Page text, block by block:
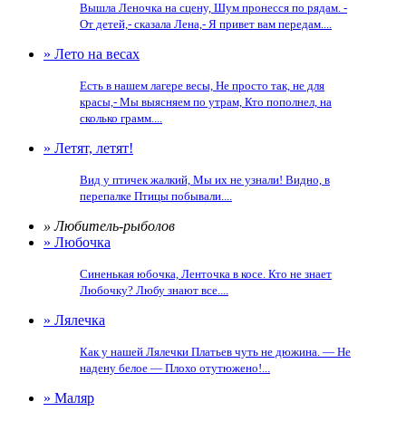
Вышла Леночка на сцену, Шум пронесся по рядам. -
От детей,- сказала Лена,- Я привет вам передам....
» Лето на весах
Есть в нашем лагере весы, Не просто так, не для
красы,- Мы выясняем по утрам, Кто пополнел, на
сколько грамм....
» Летят, летят!
Вид у птичек жалкий, Мы их не узнали! Видно, в
перепалке Птицы побывали....
» Любитель-рыболов
» Любочка
Синенькая юбочка, Ленточка в косе. Кто не знает
Любочку? Любу знают все....
» Лялечка
Как у нашей Лялечки Платьев чуть не дюжина. — Не
надену белое — Плохо отутюжено!...
» Маляр